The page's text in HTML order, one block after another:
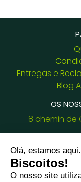
Entregas e
Blog
OS
8 chemin de